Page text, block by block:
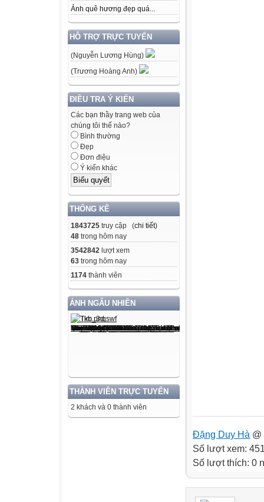
Ảnh quê hương đẹp quá...
HỖ TRỢ TRỰC TUYẾN
(Nguyễn Lương Hùng)
(Trương Hoàng Anh)
ĐIỀU TRA Ý KIẾN
Các bạn thầy trang web của
chúng tôi thế nào?
Bình thường
Đẹp
Đơn điệu
Ý kiến khác
THỐNG KÊ
1843725 truy cập (chi tiết)
48 trong hôm nay
3542842 lượt xem
63 trong hôm nay
1174 thành viên
ẢNH NGẪU NHIÊN
THÀNH VIÊN TRỰC TUYẾN
2 khách và 0 thành viên
Đặng Duy Hà @
Số lượt xem:
Số lượt thích: 0